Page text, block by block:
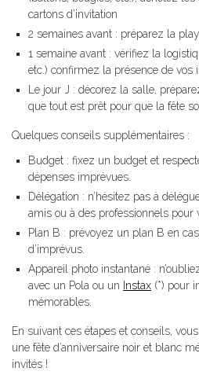
cartons d’invitation
2 semaines avant : préparez la
1 semaine avant : vérifiez la
etc.) confirmez la présence de vos
Le jour J : décorez la salle,
que tout est prêt pour que la fête
Quelques conseils supplémentaires :
Budget : fixez un budget et
dépenses imprévues.
Délégation : n’hésitez pas à
amis ou à des professionnels pour
Plan B : prévoyez un plan B en
d’imprévus.
Appareil photo instantané :
avec un Pola ou un Instax (*) pour
mémorables.
En suivant ces étapes et conseils,
une fête d’anniversaire noir et blanc
invités !